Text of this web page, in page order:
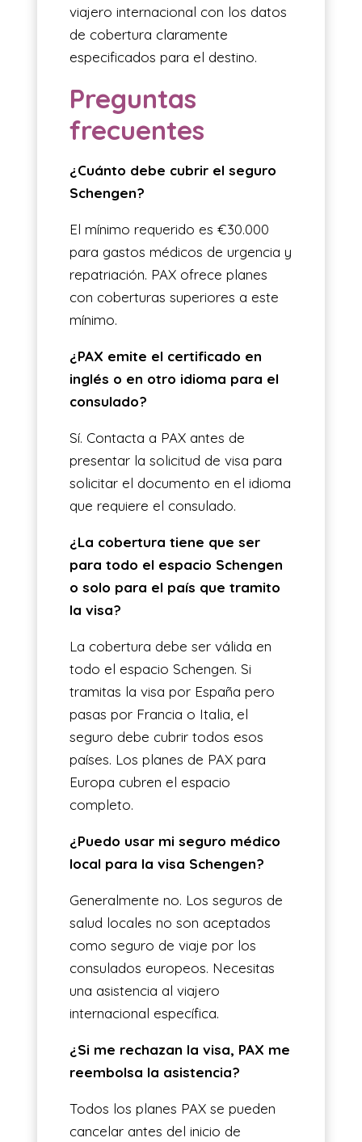
viajero internacional con los datos
de cobertura claramente
especificados para el destino.
Preguntas
frecuentes
¿Cuánto debe cubrir el seguro
Schengen?
El mínimo requerido es €30.000
para gastos médicos de urgencia y
repatriación. PAX ofrece planes
con coberturas superiores a este
mínimo.
¿PAX emite el certificado en
inglés o en otro idioma para el
consulado?
Sí. Contacta a PAX antes de
presentar la solicitud de visa para
solicitar el documento en el idioma
que requiere el consulado.
¿La cobertura tiene que ser
para todo el espacio Schengen
o solo para el país que tramito
la visa?
La cobertura debe ser válida en
todo el espacio Schengen. Si
tramitas la visa por España pero
pasas por Francia o Italia, el
seguro debe cubrir todos esos
países. Los planes de PAX para
Europa cubren el espacio
completo.
¿Puedo usar mi seguro médico
local para la visa Schengen?
Generalmente no. Los seguros de
salud locales no son aceptados
como seguro de viaje por los
consulados europeos. Necesitas
una asistencia al viajero
internacional específica.
¿Si me rechazan la visa, PAX me
reembolsa la asistencia?
Todos los planes PAX se pueden
cancelar antes del inicio de